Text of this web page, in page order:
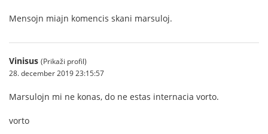
Mensojn miajn komencis skani marsuloj.
Vinisus (Prikaži profil)
28. december 2019 23:15:57
Marsulojn mi ne konas, do ne estas internacia vorto.
vorto